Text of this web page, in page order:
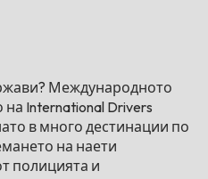
Международното
International Drivers
в много дестинации по
на наети
полицията и